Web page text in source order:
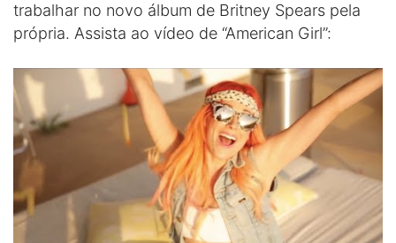
trabalhar no novo álbum de Britney Spears pela
própria. Assista ao vídeo de “American Girl”: